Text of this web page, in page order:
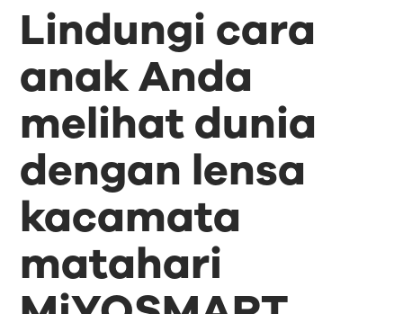
Lindungi cara
anak Anda
melihat dunia
dengan lensa
kacamata
matahari